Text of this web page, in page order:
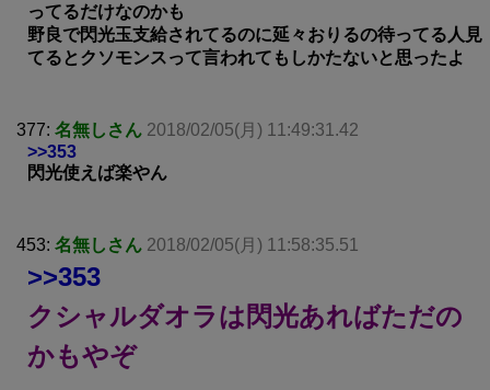
ってるだけなのかも
野良で閃光玉支給されてるのに延々おりるの待ってる人見
てるとクソモンスって言われてもしかたないと思ったよ
377: 名無しさん 2018/02/05(月) 11:49:31.42
>>353
閃光使えば楽やん
453: 名無しさん 2018/02/05(月) 11:58:35.51
>>353
クシャルダオラは閃光あればただの
かもやぞ